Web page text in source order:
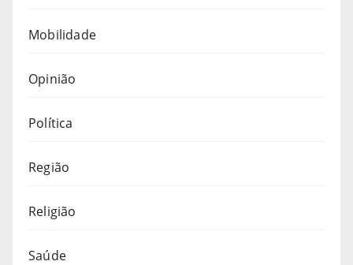
Mobilidade
Opinião
Política
Região
Religião
Saúde